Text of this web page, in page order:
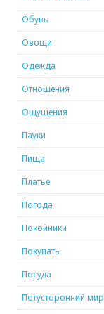
Обувь
Овощи
Одежда
Отношения
Ощущения
Пауки
Пища
Платье
Погода
Покойники
Покупать
Посуда
Потусторонний мир